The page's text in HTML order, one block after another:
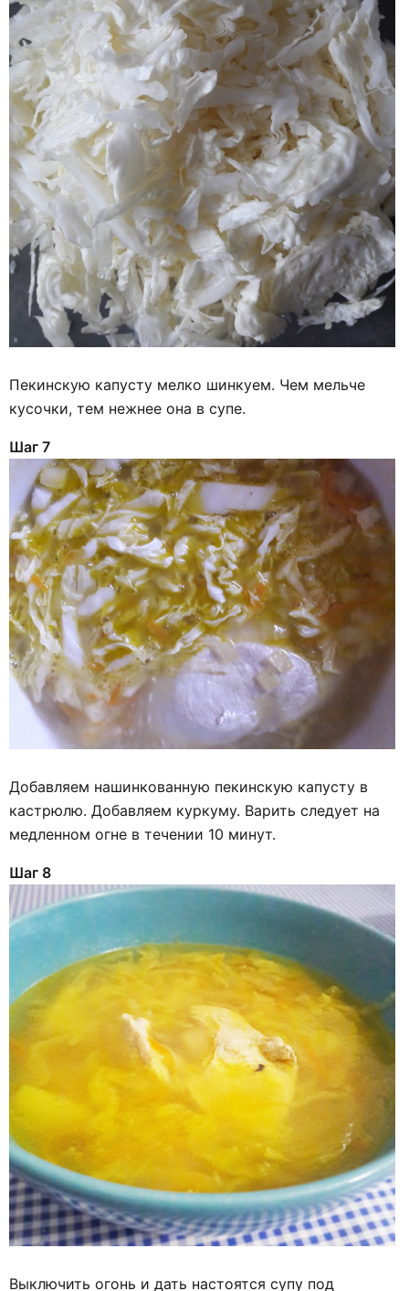
Пекинскую капусту мелко шинкуем. Чем мельче
кусочки, тем нежнее она в супе.
Шаг 7
Добавляем нашинкованную пекинскую капусту в
кастрюлю. Добавляем куркуму. Варить следует на
медленном огне в течении 10 минут.
Шаг 8
Выключить огонь и дать настоятся супу под